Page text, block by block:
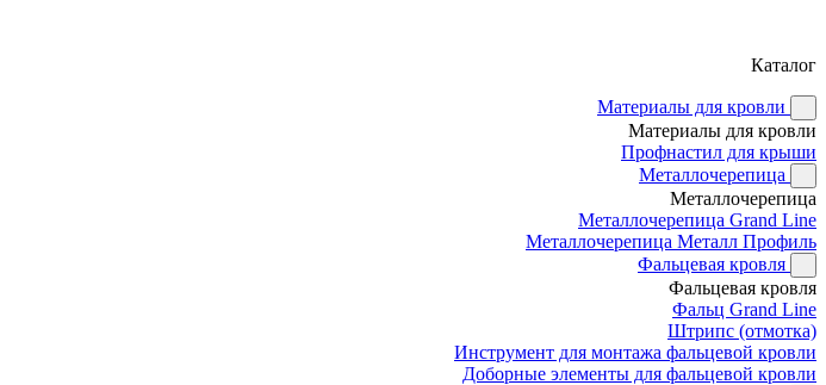
Каталог
Материалы для кровли
Материалы для кровли
Профнастил для крыши
Металлочерепица
Металлочерепица
Металлочерепица Grand Line
Металлочерепица Металл Профиль
Фальцевая кровля
Фальцевая кровля
Фальц Grand Line
Штрипс (отмотка)
Инструмент для монтажа фальцевой кровли
Доборные элементы для фальцевой кровли